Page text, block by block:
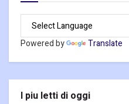
Powered by Translate
I piu letti di oggi